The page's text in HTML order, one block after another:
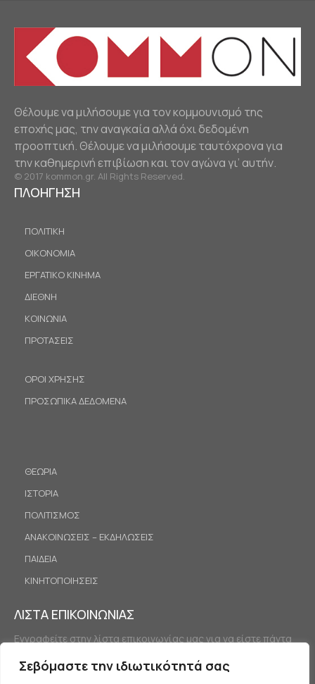
Σεβόμαστε την ιδιωτικότητά σας
Θέλουμε να μιλήσουμε για τον κομμουνισμό της
εποχής μας, την αναγκαία αλλά όχι δεδομένη
προοπτική. Θέλουμε να μιλήσουμε ταυτόχρονα για
την καθημερινή επιβίωση και τον αγώνα γι’ αυτήν.
© 2017 kommon.gr. All Rights Reserved.
ΠΛΟΗΓΗΣΗ
ΠΟΛΙΤΙΚΗ
ΟΙΚΟΝΟΜΙΑ
ΕΡΓΑΤΙΚΟ ΚΙΝΗΜΑ
ΔΙΕΘΝΗ
ΚΟΙΝΩΝΙΑ
ΠΡΟΤΑΣΕΙΣ
ΟΡΟΙ ΧΡΗΣΗΣ
ΠΡΟΣΩΠΙΚΑ ΔΕΔΟΜΕΝΑ
ΘΕΩΡΙΑ
ΙΣΤΟΡΙΑ
ΠΟΛΙΤΙΣΜΟΣ
ΑΝΑΚΟΙΝΩΣΕΙΣ – ΕΚΔΗΛΩΣΕΙΣ
ΠΑΙΔΕΙΑ
ΚΙΝΗΤΟΠΟΙΗΣΕΙΣ
ΛΙΣΤΑ ΕΠΙΚΟΙΝΩΝΙΑΣ
Εγγραφείτε στην λίστα επικοινωνίας μας για να είστε πάντα